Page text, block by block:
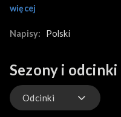
profesora Antoniego
Grychtołówny, Henryka
więcej
Napisy: Polski
Sezony i odcinki
Odcinki